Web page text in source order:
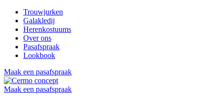
Trouwjurken
Galakledij
Herenkostuums
Over ons
Pasafspraak
Lookbook
Maak een pasafspraak
Maak een pasafspraak